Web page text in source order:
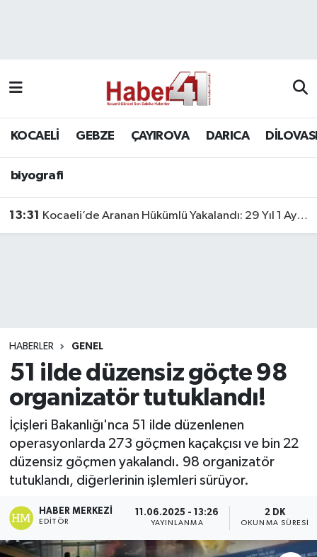
KOCAELİ GEBZE ÇAYIROVA DARICA
biyografi
13:31 Kocaeli’de Aranan Hükümlü Yakalandı: 29 Yıl 1 Ay Hapis Cezası Bulunuyordu
HABERLER GENEL
51 ilde düzensiz göçte 98
organizatör tutuklandı!
İçişleri Bakanlığı'nca 51 ilde düzenlenen
operasyonlarda 273 göçmen kaçakçısı ve bin 22
düzensiz göçmen yakalandı. 98 organizatör
tutuklandı, diğerlerinin işlemleri sürüyor.
HABER MERKEZI
EDITÖR
11.06.2025 - 13:26
YAYINLANMA
2 DK
OKUNMA SÜRESI
SPOR
Bilim, Teknoloji
ÇAYIROVA
DARICA
DİLOVASI
KÖRFEZ
Hava Durumu
Namaz Vakitleri
Trafik Durumu
Süper Lig Puan Durumu ve Fikstür
Tüm Manşetler